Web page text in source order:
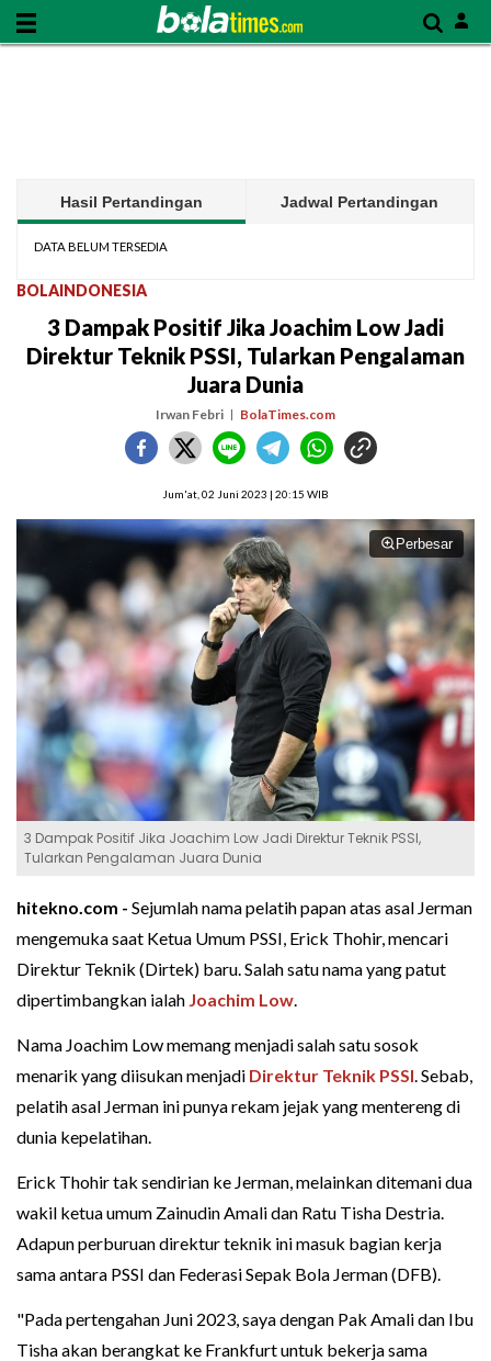
Hasil Pertandingan Jadwal Pertandingan
DATA BELUM TERSEDIA
BOLAINDONESIA
3 Dampak Positif Jika Joachim Low Jadi
Direktur Teknik PSSI, Tularkan Pengalaman
Juara Dunia
Irwan Febri BolaTimes.com
Jum'at, 02 Juni 2023 | 20:15 WIB
Perbesar
3 Dampak Positif Jika Joachim Low Jadi Direktur Teknik PSSI,
Tularkan Pengalaman Juara Dunia
hitekno.com - Sejumlah nama pelatih papan atas asal Jerman
mengemuka saat Ketua Umum PSSI, Erick Thohir, mencari
Direktur Teknik (Dirtek) baru. Salah satu nama yang patut
dipertimbangkan ialah Joachim Low.
Nama Joachim Low memang menjadi salah satu sosok
menarik yang diisukan menjadi Direktur Teknik PSSI. Sebab,
pelatih asal Jerman ini punya rekam jejak yang mentereng di
dunia kepelatihan.
Erick Thohir tak sendirian ke Jerman, melainkan ditemani dua
wakil ketua umum Zainudin Amali dan Ratu Tisha Destria.
Adapun perburuan direktur teknik ini masuk bagian kerja
sama antara PSSI dan Federasi Sepak Bola Jerman (DFB).
"Pada pertengahan Juni 2023, saya dengan Pak Amali dan Ibu
Tisha akan berangkat ke Frankfurt untuk bekerja sama